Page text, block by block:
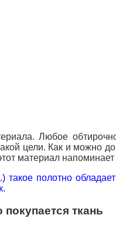
Любое
цели. Как и можно
материал
полотно
ткань